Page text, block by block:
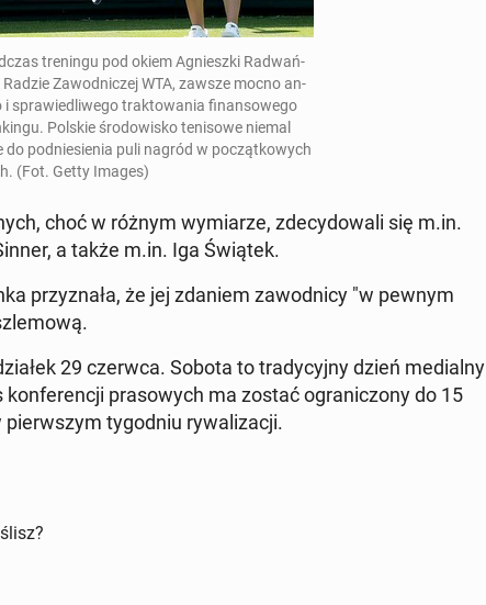
tre­nin­gu pod okiem Agniesz­ki Ra­dwań­
Za­wod­ni­czej WTA, zawsze mocno an­
i spra­wie­dli­we­go trak­to­wa­nia fi­nan­so­we­go
Polskie śro­do­wi­sko te­ni­so­we niemal
do pod­nie­sie­nia puli nagród w po­cząt­ko­wych
(Fot. Getty Images)
choć w różnym wy­mia­rze, zde­cy­do­wa­li się m.in.
a także m.in. Iga Świątek.
przy­zna­ła, że jej zdaniem za­wod­ni­cy "w pewnym
29 czerwca. Sobota to tra­dy­cyj­ny dzień me­dial­ny
pra­so­wych ma zostać ogra­ni­czo­ny do 15
ty­go­dniu ry­wa­li­za­cji.